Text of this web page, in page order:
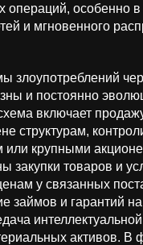
операций, особенно в
и мгновенного
злоупотреблений
и постоянно
включает
структурам,
или крупными
закупки товаров и
у связанных
займов и гарантий
активов. В